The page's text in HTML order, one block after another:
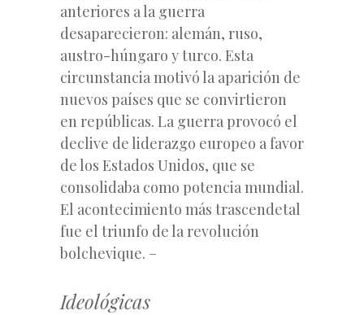
anteriores a la guerra
desaparecieron: alemán, ruso,
austro-húngaro y turco. Esta
circunstancia motivó la aparición de
nuevos países que se convirtieron
en repúblicas. La guerra provocó el
declive de liderazgo europeo a favor
de los Estados Unidos, que se
consolidaba como potencia mundial.
El acontecimiento más trascendetal
fue el triunfo de la revolución
bolchevique. –
Ideológicas